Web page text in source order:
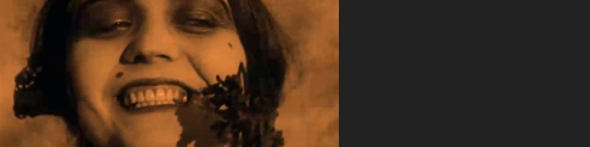
internacionales, la película expone cómo los
medios de comunicación moldearon el poder,
controlaron la memoria y construyeron un
leg (...)